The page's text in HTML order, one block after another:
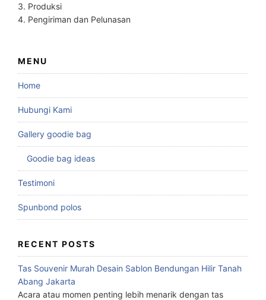
3. Produksi
4. Pengiriman dan Pelunasan
MENU
Home
Hubungi Kami
Gallery goodie bag
Goodie bag ideas
Testimoni
Spunbond polos
RECENT POSTS
Tas Souvenir Murah Desain Sablon Bendungan Hilir Tanah
Abang Jakarta
Acara atau momen penting lebih menarik dengan tas